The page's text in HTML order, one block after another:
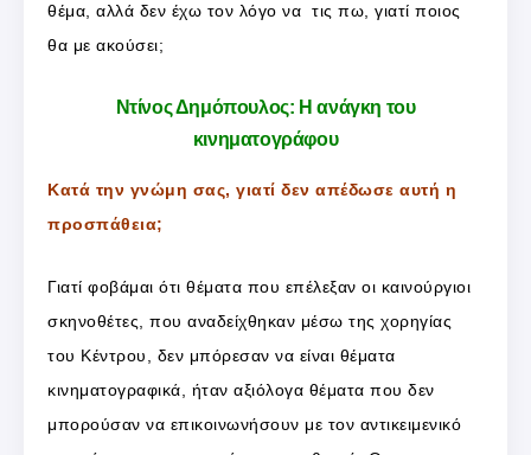
θέμα, αλλά δεν έχω τον λόγο να τις πω, γιατί ποιος
θα με ακούσει;
Ντίνος Δημόπουλος: Η ανάγκη του
κινηματογράφου
Κατά την γνώμη σας, γιατί δεν απέδωσε αυτή η
προσπάθεια;
Γιατί φοβάμαι ότι θέματα που επέλεξαν οι καινούργιοι
σκηνοθέτες, που αναδείχθηκαν μέσω της χορηγίας
του Κέντρου, δεν μπόρεσαν να είναι θέματα
κινηματογραφικά, ήταν αξιόλογα θέματα που δεν
μπορούσαν να επικοινωνήσουν με τον αντικειμενικό